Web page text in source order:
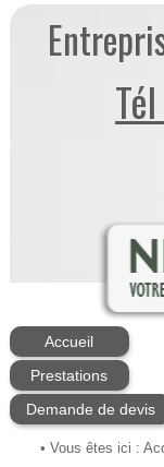
Accueil
Prestations
Demande de devis
• Vous êtes ici :